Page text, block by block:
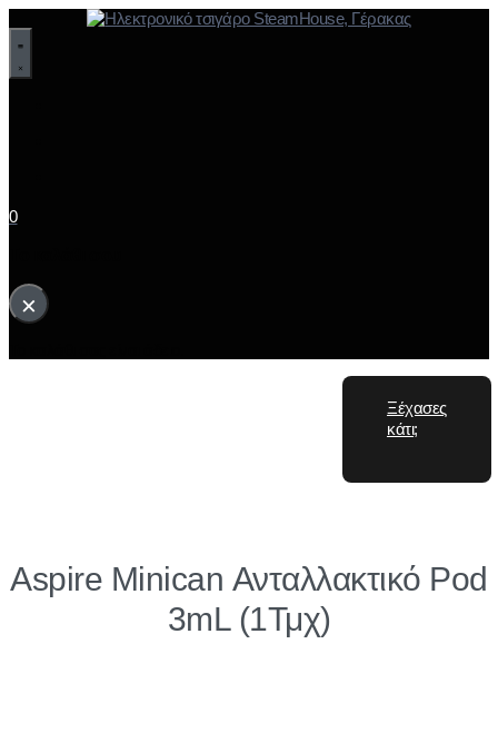
0
×
Ξέχασες
κάτι;
Aspire Minican Ανταλλακτικό Pod
3mL (1Τμχ)